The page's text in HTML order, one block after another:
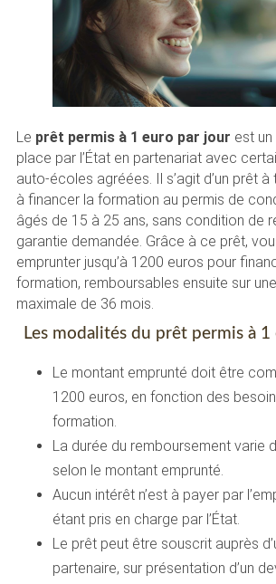
Le prêt permis à 1 euro par jour est
place par l’État en partenariat avec
auto-écoles agréées. Il s’agit d’un prêt
à financer la formation au permis de
âgés de 15 à 25 ans, sans condition de
garantie demandée. Grâce à ce prêt,
emprunter jusqu’à 1200 euros pour
formation, remboursables ensuite sur
maximale de 36 mois.
Les modalités du prêt permis à
Le montant emprunté doit être
1200 euros, en fonction des
formation.
La durée du remboursement varie
selon le montant emprunté.
Aucun intérêt n’est à payer par
étant pris en charge par l’État.
Le prêt peut être souscrit auprès
partenaire, sur présentation d’un